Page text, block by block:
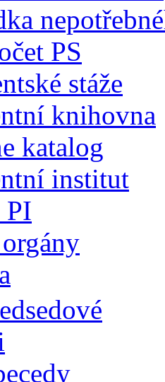
PS
stáže
knihovna
katalog
institut
PI